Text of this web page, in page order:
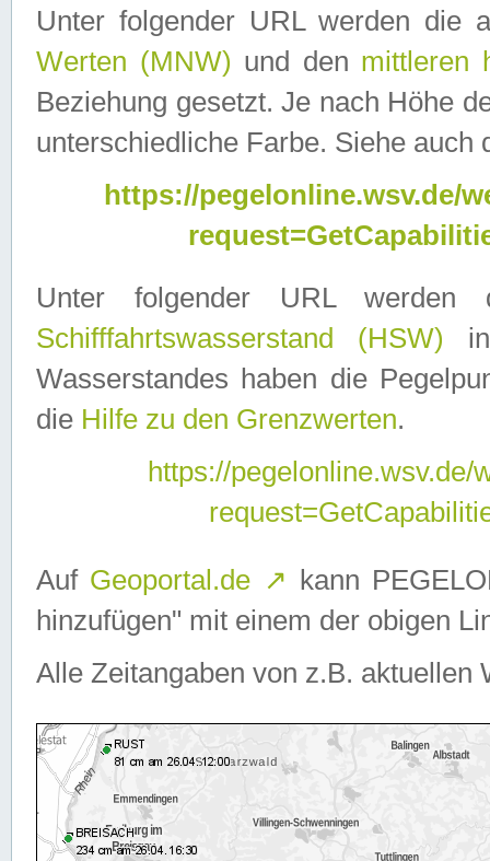
Unter folgender URL werden die
Werten (MNW) und den mittleren
Beziehung gesetzt. Je nach Höhe
unterschiedliche Farbe. Siehe auch
https://pegelonline.wsv.de/
Unter folgender URL
Schifffahrtswasserstand (HSW)
Wasserstandes haben die
die Hilfe zu den Grenzwerten.
https://
Auf Geoportal.de ↗ kann
hinzufügen" mit einem der obigen
Alle Zeitangaben von z.B. aktuellen